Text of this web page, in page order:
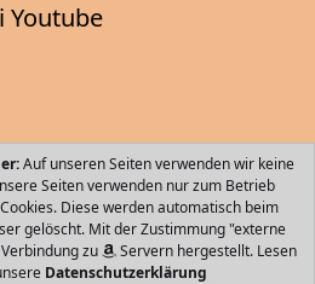
Auf unseren Seiten verwenden wir keine
Seiten verwenden nur zum Betrieb
Diese werden automatisch beim
gelöscht. Mit der Zustimmung "externe
zu
Servern hergestellt. Lesen
Datenschutzerklärung
Youtube